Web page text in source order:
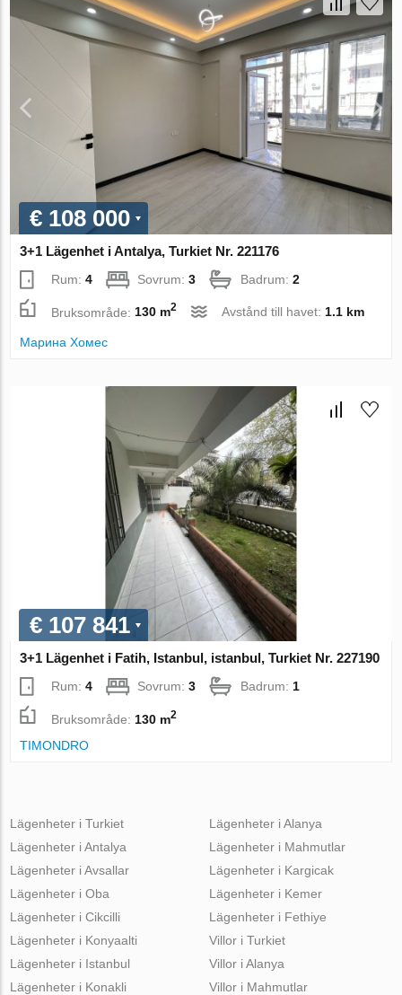
€ 108 000
3+1 Lägenhet i Antalya, Turkiet Nr. 221176
Rum:4 Sovrum:3 Badrum:2
Bruksområde: 130 m2 Avstånd till havet: 1.1 km
Марина Хомес
€ 107 841
3+1 Lägenhet i Fatih, Istanbul, istanbul, Turkiet Nr. 227190
Rum:4 Sovrum:3 Badrum: 1
Bruksområde: 130 m2
TIMONDRO
Lägenheter i Turkiet
Lägenheter i Antalya
Lägenheter i Avsallar
Lägenheter i Oba
Lägenheter i Cikcilli
Lägenheter i Alanya
Lägenheter i Mahmutlar
Lägenheter i Kargicak
Lägenheter i Kemer
Lägenheter i Fethiye
Lägenheter i Konyaalti
Lägenheter i Istanbul
Lägenheter i Konakli
Villor i Turkiet
Villor i Alanya
Villor i Mahmutlar